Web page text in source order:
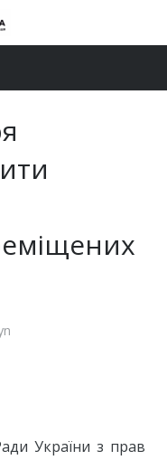
України з прав